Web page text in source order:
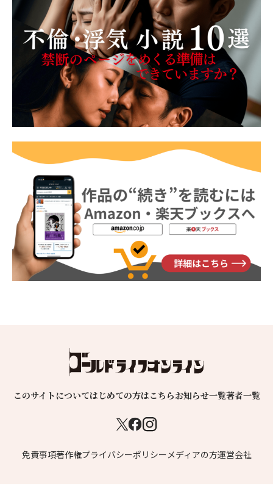
このサイトについてはじめての方はこちらお知らせ一覧著者一覧
免責事項著作権プライバシーポリシーメディアの方運営会社